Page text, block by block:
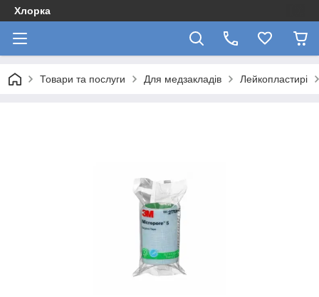
Хлорка
Товари та послуги Для медзакладів Лейкопластирі